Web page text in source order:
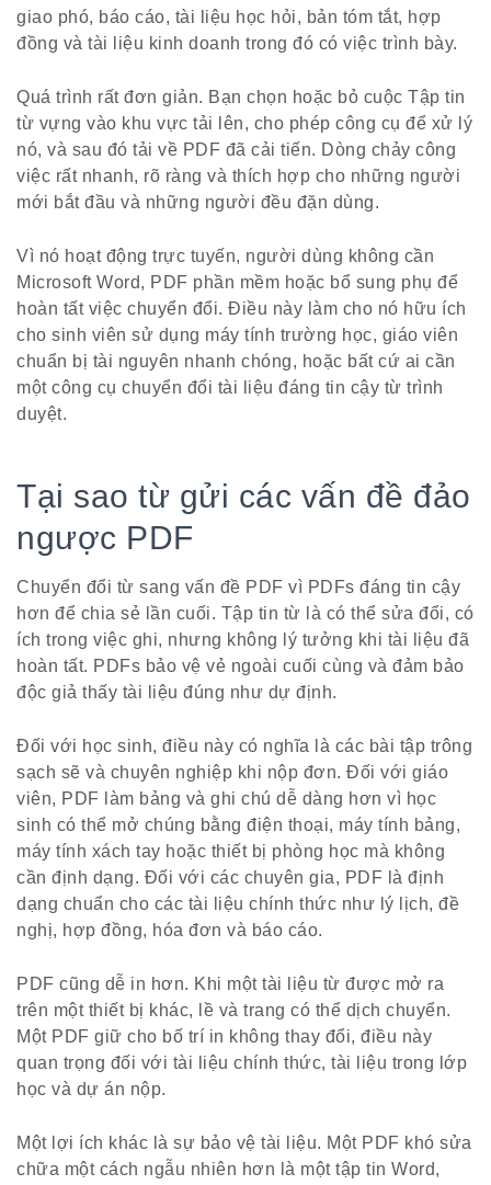
giao phó, báo cáo, tài liệu học hỏi, bản tóm tắt, hợp
đồng và tài liệu kinh doanh trong đó có việc trình bày.
Quá trình rất đơn giản. Bạn chọn hoặc bỏ cuộc Tập tin
từ vựng vào khu vực tải lên, cho phép công cụ để xử lý
nó, và sau đó tải về PDF đã cải tiến. Dòng chảy công
việc rất nhanh, rõ ràng và thích hợp cho những người
mới bắt đầu và những người đều đặn dùng.
Vì nó hoạt động trực tuyến, người dùng không cần
Microsoft Word, PDF phần mềm hoặc bổ sung phụ để
hoàn tất việc chuyển đổi. Điều này làm cho nó hữu ích
cho sinh viên sử dụng máy tính trường học, giáo viên
chuẩn bị tài nguyên nhanh chóng, hoặc bất cứ ai cần
một công cụ chuyển đổi tài liệu đáng tin cậy từ trình
duyệt.
Tại sao từ gửi các vấn đề đảo
ngược PDF
Chuyển đổi từ sang vấn đề PDF vì PDFs đáng tin cậy
hơn để chia sẻ lần cuối. Tập tin từ là có thể sửa đổi, có
ích trong việc ghi, nhưng không lý tưởng khi tài liệu đã
hoàn tất. PDFs bảo vệ vẻ ngoài cuối cùng và đảm bảo
độc giả thấy tài liệu đúng như dự định.
Đối với học sinh, điều này có nghĩa là các bài tập trông
sạch sẽ và chuyên nghiệp khi nộp đơn. Đối với giáo
viên, PDF làm bảng và ghi chú dễ dàng hơn vì học
sinh có thể mở chúng bằng điện thoại, máy tính bảng,
máy tính xách tay hoặc thiết bị phòng học mà không
cần định dạng. Đối với các chuyên gia, PDF là định
dạng chuẩn cho các tài liệu chính thức như lý lịch, đề
nghị, hợp đồng, hóa đơn và báo cáo.
PDF cũng dễ in hơn. Khi một tài liệu từ được mở ra
trên một thiết bị khác, lề và trang có thể dịch chuyển.
Một PDF giữ cho bố trí in không thay đổi, điều này
quan trọng đối với tài liệu chính thức, tài liệu trong lớp
học và dự án nộp.
Một lợi ích khác là sự bảo vệ tài liệu. Một PDF khó sửa
chữa một cách ngẫu nhiên hơn là một tập tin Word,